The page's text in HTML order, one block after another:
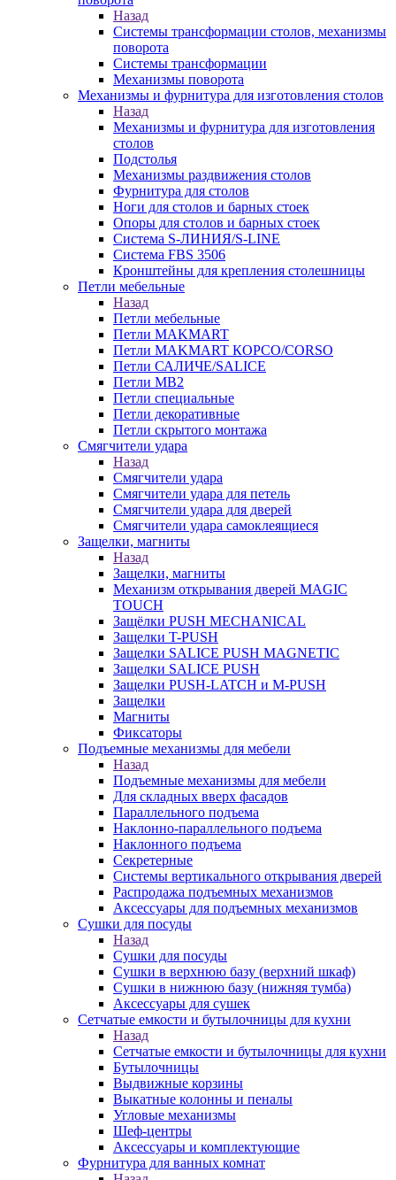
Назад
Системы трансформации столов, механизмы
поворота
Системы трансформации
Механизмы поворота
Механизмы и фурнитура для изготовления столов
Назад
Механизмы и фурнитура для изготовления
столов
Подстолья
Механизмы раздвижения столов
Фурнитура для столов
Ноги для столов и барных стоек
Опоры для столов и барных стоек
Система S-ЛИНИЯ/S-LINE
Система FBS 3506
Кронштейны для крепления столешницы
Петли мебельные
Назад
Петли мебельные
Петли MAKMART
Петли MAKMART КОРСО/CORSO
Петли САЛИЧЕ/SALICE
Петли MB2
Петли специальные
Петли декоративные
Петли скрытого монтажа
Смягчители удара
Назад
Смягчители удара
Смягчители удара для петель
Смягчители удара для дверей
Cмягчители удара самоклеящиеся
Защелки, магниты
Назад
Защелки, магниты
Механизм открывания дверей MAGIC
TOUCH
Защёлки PUSH MECHANICAL
Защелки T-PUSH
Защелки SALICE PUSH MAGNETIC
Защелки SALICE PUSH
Защелки PUSH-LATCH и M-PUSH
Защелки
Магниты
Фиксаторы
Подъемные механизмы для мебели
Назад
Подъемные механизмы для мебели
Для складных вверх фасадов
Параллельного подъема
Наклонно-параллельного подъема
Наклонного подъема
Секретерные
Системы вертикального открывания дверей
Распродажа подъемных механизмов
Аксессуары для подъемных механизмов
Сушки для посуды
Назад
Сушки для посуды
Сушки в верхнюю базу (верхний шкаф)
Сушки в нижнюю базу (нижняя тумба)
Аксессуары для сушек
Сетчатые емкости и бутылочницы для кухни
Назад
Сетчатые емкости и бутылочницы для кухни
Бутылочницы
Выдвижные корзины
Выкатные колонны и пеналы
Угловые механизмы
Шеф-центры
Аксессуары и комплектующие
Фурнитура для ванных комнат